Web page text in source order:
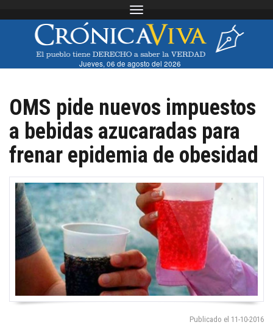
Toggle navigation
Jueves, 06 de agosto del 2026
OMS pide nuevos impuestos
a bebidas azucaradas para
frenar epidemia de obesidad
Publicado el 11-10-2016